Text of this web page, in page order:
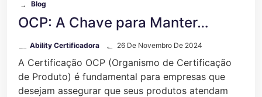
Blog
OCP: A Chave para Manter…
Ability Certificadora 26 De Novembro De 2024
A Certificação OCP (Organismo de Certificação
de Produto) é fundamental para empresas que
desejam assegurar que seus produtos atendam